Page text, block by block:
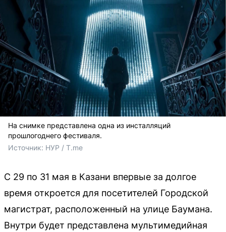
На снимке представлена одна из инсталляций
прошлогоднего фестиваля.
Источник: НУР / T.me
С 29 по 31 мая в Казани впервые за долгое
время откроется для посетителей Городской
магистрат, расположенный на улице Баумана.
Внутри будет представлена мультимедийная